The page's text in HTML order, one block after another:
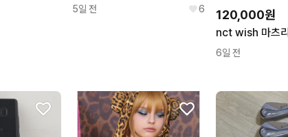
5일 전 6 120,000원
6일 전